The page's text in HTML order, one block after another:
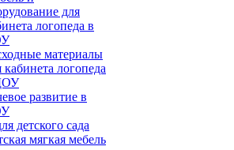
для
логопеда в
материалы
кабинета логопеда
развитие в
детского сада
мягкая мебель